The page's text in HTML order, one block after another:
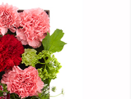
高级定制系列